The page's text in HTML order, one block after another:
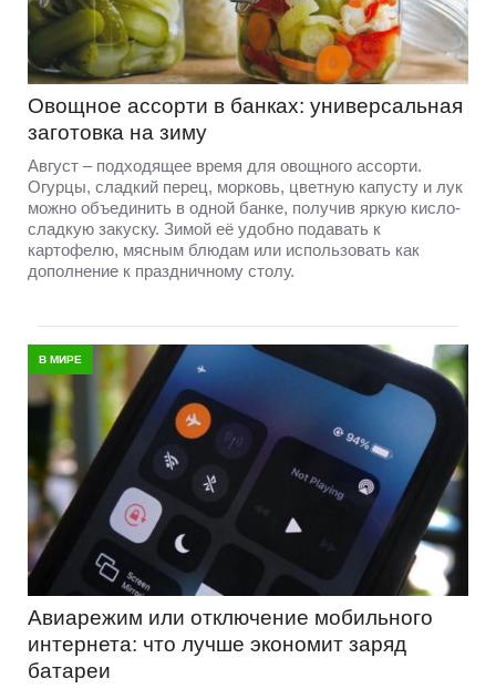
Овощное ассорти в банках: универсальная
заготовка на зиму
Август – подходящее время для овощного ассорти.
Огурцы, сладкий перец, морковь, цветную капусту и лук
можно объединить в одной банке, получив яркую кисло-
сладкую закуску. Зимой её удобно подавать к
картофелю, мясным блюдам или использовать как
дополнение к праздничному столу.
В МИРЕ
Авиарежим или отключение мобильного
интернета: что лучше экономит заряд
батареи